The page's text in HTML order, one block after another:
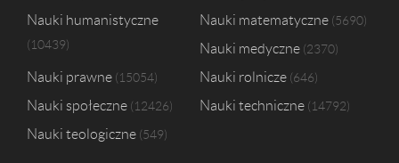
Nauki humanistyczne
10439
Nauki matematyczne 5690
Nauki medyczne 2370
Nauki prawne 15054 Nauki rolnicze 646
Nauki społeczne 12426 Nauki techniczne 14792
Nauki teologiczne 549